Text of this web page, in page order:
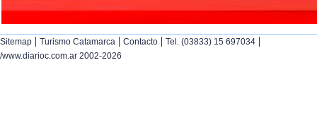
Sitemap | Turismo Catamarca | Contacto | Tel. (03833) 15 697034 |
/www.diarioc.com.ar 2002-2026